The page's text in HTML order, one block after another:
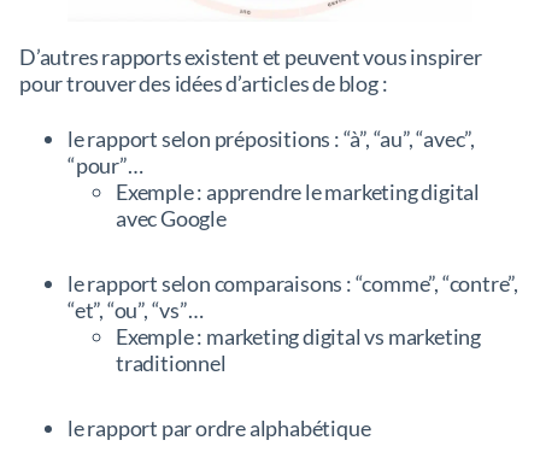
D’autres rapports existent et peuvent vous inspirer
pour trouver des idées d’articles de blog :
le rapport selon prépositions : “à”, “au”, “avec”,
“pour”…
Exemple : apprendre le marketing digital
avec Google
le rapport selon comparaisons : “comme”, “contre”,
“et”, “ou”, “vs”…
Exemple : marketing digital vs marketing
traditionnel
le rapport par ordre alphabétique